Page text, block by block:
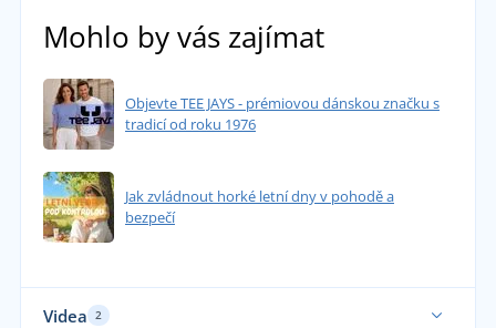
Úplná spokojenost
přidáno 15.12.2022
v.k.
přidáno 11.11.2022
Mohlo by vás zajímat
Objevte TEE JAYS - prémiovou dánskou značku s
tradicí od roku 1976
Jak zvládnout horké letní dny v pohodě a
bezpečí
Videa 2